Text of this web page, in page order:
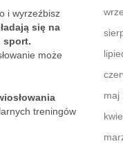
i wyrzeźbisz
się na
sport.
może
treningów
maj